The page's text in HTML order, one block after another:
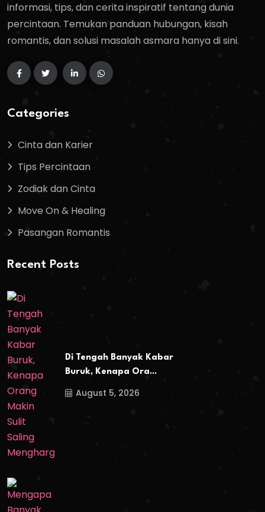
informasi, tips, dan cerita inspiratif tentang dunia
percintaan. Temukan panduan hubungan, kisah
romantis, dan solusi masalah asmara hanya di sini.
Categories
Cinta dan Karier
Tips Percintaan
Zodiak dan Cinta
Move On & Healing
Pasangan Romantis
Recent Posts
Di Tengah Banyak Kabar
Buruk, Kenapa Ora...
August 5, 2026